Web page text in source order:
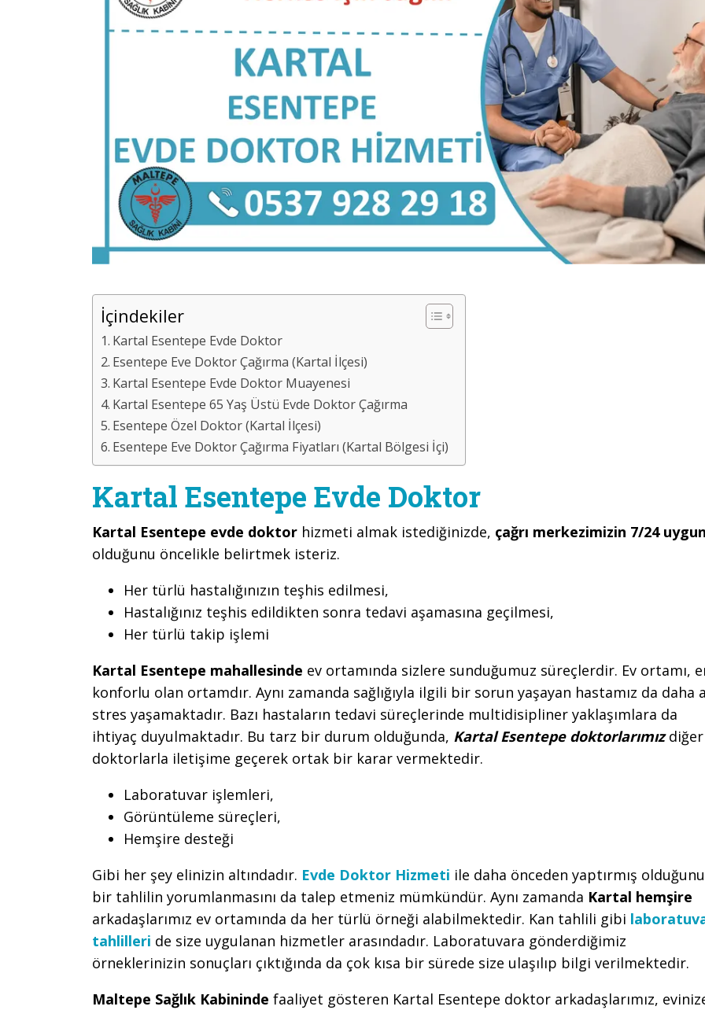
İçindekiler
Kartal Esentepe Evde Doktor
Esentepe Eve Doktor Çağırma (Kartal İlçesi)
Kartal Esentepe Evde Doktor Muayenesi
Kartal Esentepe 65 Yaş Üstü Evde Doktor Çağırma
Esentepe Özel Doktor (Kartal İlçesi)
Esentepe Eve Doktor Çağırma Fiyatları (Kartal Bölgesi İçi)
Kartal Esentepe Evde Doktor
Kartal Esentepe evde doktor hizmeti almak istediğinizde, çağrı merkezimizin 7/24 uygun
olduğunu öncelikle belirtmek isteriz.
Her türlü hastalığınızın teşhis edilmesi,
Hastalığınız teşhis edildikten sonra tedavi aşamasına geçilmesi,
Her türlü takip işlemi
Kartal Esentepe mahallesinde ev ortamında sizlere sunduğumuz süreçlerdir. Ev ortamı,
konforlu olan ortamdır. Aynı zamanda sağlığıyla ilgili bir sorun yaşayan hastamız da daha
stres yaşamaktadır. Bazı hastaların tedavi süreçlerinde multidisipliner yaklaşımlara da
ihtiyaç duyulmaktadır. Bu tarz bir durum olduğunda, Kartal Esentepe doktorlarımızdiğer
doktorlarla iletişime geçerek ortak bir karar vermektedir.
Laboratuvar işlemleri,
Görüntüleme süreçleri,
Hemşire desteği
Gibi her şey elinizin altındadır. Evde Doktor Hizmeti ile daha önceden yaptırmış
bir tahlilin yorumlanmasını da talep etmeniz mümkündür. Aynı zamanda Kartal hemşire
arkadaşlarımız ev ortamında da her türlü örneği alabilmektedir. Kan tahlili gibi
tahlilleri de size uygulanan hizmetler arasındadır. Laboratuvara gönderdiğimiz
örneklerinizin sonuçları çıktığında da çok kısa bir sürede size ulaşılıp bilgi verilmektedir.
Maltepe Sağlık Kabininde faaliyet gösteren Kartal Esentepe doktor arkadaşlarımız,